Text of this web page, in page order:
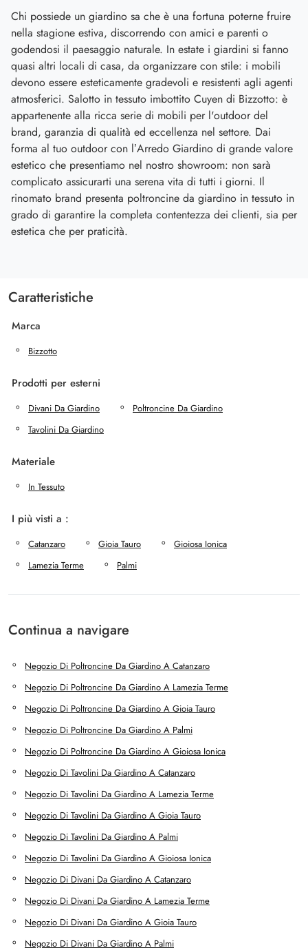
Chi possiede un giardino sa che è una fortuna poterne fruire
nella stagione estiva, discorrendo con amici e parenti o
godendosi il paesaggio naturale. In estate i giardini si fanno
quasi altri locali di casa, da organizzare con stile: i mobili
devono essere esteticamente gradevoli e resistenti agli agenti
atmosferici. Salotto in tessuto imbottito Cuyen di Bizzotto: è
appartenente alla ricca serie di mobili per l'outdoor del
brand, garanzia di qualità ed eccellenza nel settore. Dai
forma al tuo outdoor con l’Arredo Giardino di grande valore
estetico che presentiamo nel nostro showroom: non sarà
complicato assicurarti una serena vita di tutti i giorni. Il
rinomato brand presenta poltroncine da giardino in tessuto in
grado di garantire la completa contentezza dei clienti, sia per
estetica che per praticità.
Caratteristiche
Marca
Bizzotto
Prodotti per esterni
Divani Da Giardino
Poltroncine Da Giardino
Tavolini Da Giardino
Materiale
In Tessuto
I più visti a :
Catanzaro Gioia Tauro
Gioiosa Ionica
Lamezia Terme
Palmi
Continua a navigare
Negozio Di Poltroncine Da Giardino A Catanzaro
Negozio Di Poltroncine Da Giardino A Lamezia Terme
Negozio Di Poltroncine Da Giardino A Gioia Tauro
Negozio Di Poltroncine Da Giardino A Palmi
Negozio Di Poltroncine Da Giardino A Gioiosa Ionica
Negozio Di Tavolini Da Giardino A Catanzaro
Negozio Di Tavolini Da Giardino A Lamezia Terme
Negozio Di Tavolini Da Giardino A Gioia Tauro
Negozio Di Tavolini Da Giardino A Palmi
Negozio Di Tavolini Da Giardino A Gioiosa Ionica
Negozio Di Divani Da Giardino A Catanzaro
Negozio Di Divani Da Giardino A Lamezia Terme
Negozio Di Divani Da Giardino A Gioia Tauro
Negozio Di Divani Da Giardino A Palmi